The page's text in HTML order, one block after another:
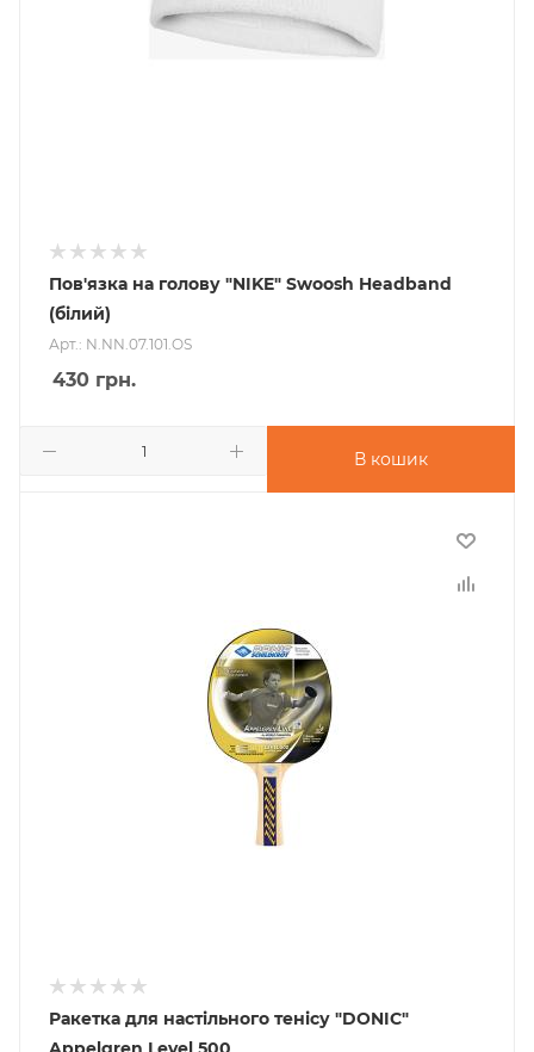
Пов'язка на голову "NIKE" Swoosh Headband
(білий)
Арт.: N.NN.07.101.OS
430 грн.
В кошик
Ракетка для настільного тенісу "DONIC"